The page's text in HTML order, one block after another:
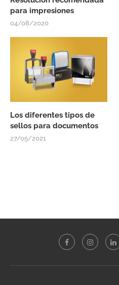
para impresiones
04/08/2020
Los diferentes tipos de
sellos para documentos
27/05/2021